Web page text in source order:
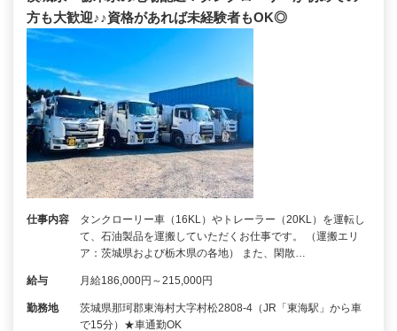
方も大歓迎♪♪資格があれば未経験者もOK◎
仕事内容
タンクローリー車（16KL）やトレーラー（20KL）を運転し
て、石油製品を運搬していただくお仕事です。 （運搬エリ
ア：茨城県および栃木県の各地） また、閑散…
給与 月給186,000円～215,000円
勤務地
茨城県那珂郡東海村大字村松2808-4（JR「東海駅」から車
で15分）★車通勤OK